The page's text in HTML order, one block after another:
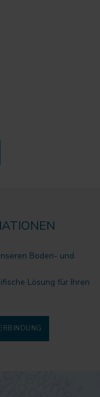
Boden- und
Lösung für Ihren